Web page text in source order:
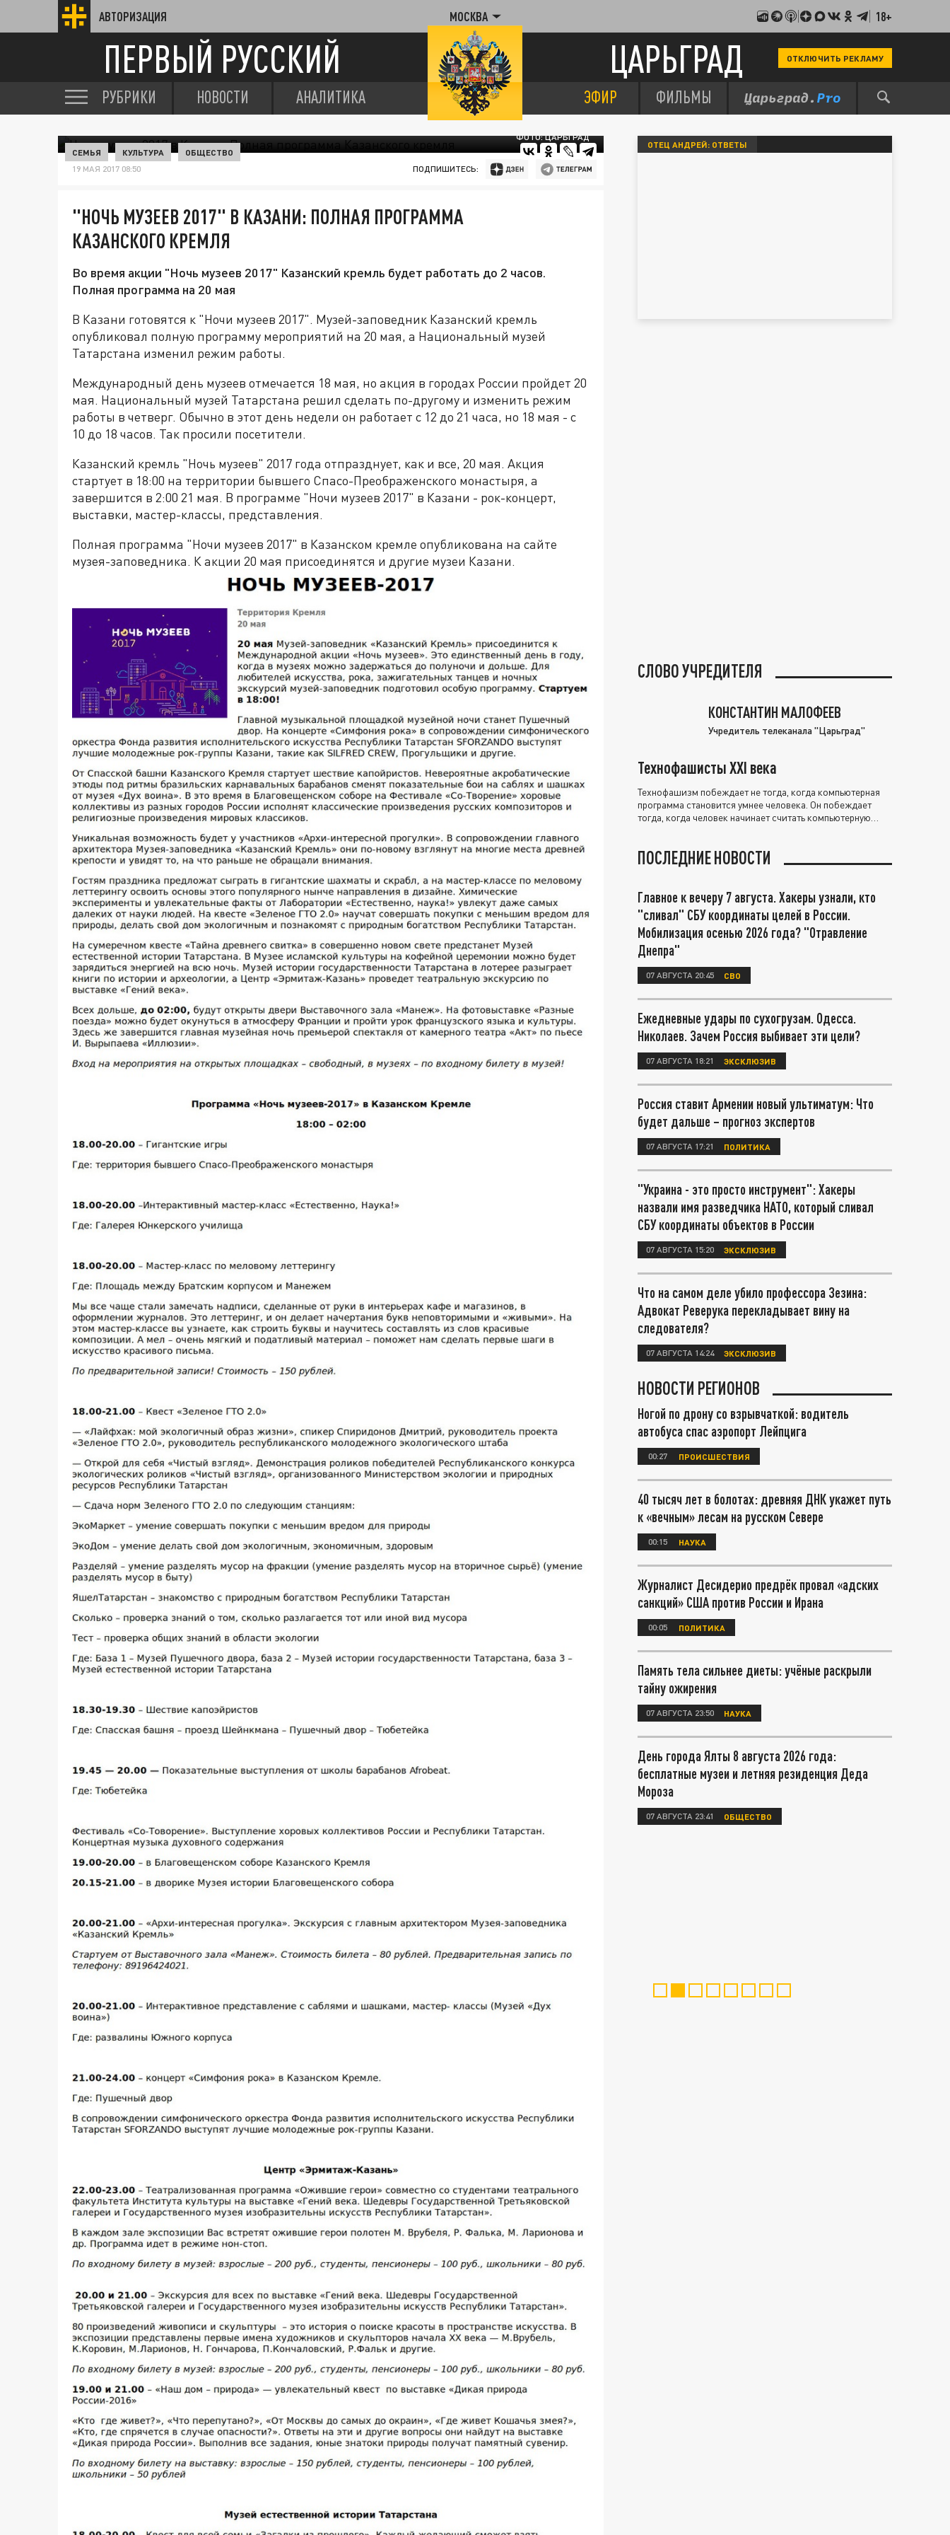
АВТОРИЗАЦИЯ МОСКВА 18+
ПЕРВЫЙ РУССКИЙ ЦАРЬГРАД ОТКЛЮЧИТЬ РЕКЛАМУ
РУБРИКИ НОВОСТИ АНАЛИТИКА ЭФИР ФИЛЬМЫ
ФОТО: ЦАРЬГРАД
СЕМЬЯ КУЛЬТУРА ОБЩЕСТВО
19 МАЯ 2017 08:50 ПОДПИШИТЕСЬ:
"НОЧЬ МУЗЕЕВ 2017" В КАЗАНИ: ПОЛНАЯ ПРОГРАММА
КАЗАНСКОГО КРЕМЛЯ
Во время акции "Ночь музеев 2017" Казанский кремль будет работать до 2 часов.
Полная программа на 20 мая
В Казани готовятся к "Ночи музеев 2017". Музей-заповедник Казанский кремль
опубликовал полную программу мероприятий на 20 мая, а Национальный музей
Татарстана изменил режим работы.
Международный день музеев отмечается 18 мая, но акция в городах России пройдет 20
мая. Национальный музей Татарстана решил сделать по-другому и изменить режим
работы в четверг. Обычно в этот день недели он работает с 12 до 21 часа, но 18 мая - с
10 до 18 часов. Так просили посетители.
Казанский кремль "Ночь музеев" 2017 года отпразднует, как и все, 20 мая. Акция
стартует в 18:00 на территории бывшего Спасо-Преображенского монастыря, а
завершится в 2:00 21 мая. В программе "Ночи музеев 2017" в Казани - рок-концерт,
выставки, мастер-классы, представления.
Полная программа "Ночи музеев 2017" в Казанском кремле опубликована на сайте
музея-заповедника. К акции 20 мая присоединятся и другие музеи Казани.
ОТЕЦ АНДРЕЙ: ОТВЕТЫ
СЛОВО УЧРЕДИТЕЛЯ
КОНСТАНТИН МАЛОФЕЕВ
Учредитель телеканала "Царьград"
Технофашисты XXI века
Технофашизм побеждает не тогда, когда компьютерная
программа становится умнее человека. Он побеждает
тогда, когда человек начинает считать компьютерную
ПОСЛЕДНИЕ НОВОСТИ
Главное к вечеру 7 августа. Хакеры узнали, кто
"сливал" СБУ координаты целей в России.
Мобилизация осенью 2026 года? "Отравление
Днепра"
07 АВГУСТА 20:45 СВО
Ежедневные удары по сухогрузам. Одесса.
Николаев. Зачем Россия выбивает эти цели?
07 АВГУСТА 18:21 ЭКСКЛЮЗИВ
Россия ставит Армении новый ультиматум: Что
будет дальше – прогноз экспертов
07 АВГУСТА 17:21 ПОЛИТИКА
"Украина - это просто инструмент": Хакеры
назвали имя разведчика НАТО, который сливал
СБУ координаты объектов в России
07 АВГУСТА 15:20 ЭКСКЛЮЗИВ
Что на самом деле убило профессора Зезина:
Адвокат Реверука перекладывает вину на
следователя?
07 АВГУСТА 14:24 ЭКСКЛЮЗИВ
НОВОСТИ РЕГИОНОВ
Ногой по дрону со взрывчаткой: водитель
автобуса спас аэропорт Лейпцига
00:27 ПРОИСШЕСТВИЯ
40 тысяч лет в болотах: древняя ДНК укажет путь
к «вечным» лесам на русском Севере
00:15 НАУКА
Журналист Десидерио предрёк провал «адских
санкций» США против России и Ирана
00:05 ПОЛИТИКА
Память тела сильнее диеты: учёные раскрыли
тайну ожирения
07 АВГУСТА 23:50 НАУКА
День города Ялты 8 августа 2026 года:
бесплатные музеи и летняя резиденция Деда
Мороза
07 АВГУСТА 23:41 ОБЩЕСТВО